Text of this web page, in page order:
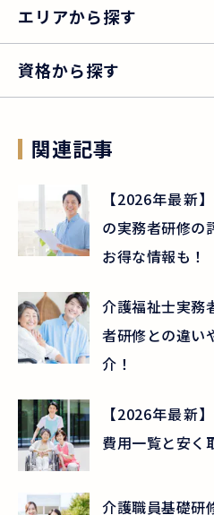
エリアから探す
資格から探す
関連記事
【2026年最新
の実務者研修の
お得な情報も！
介護福祉士実務
者研修との違い
介！
【2026年最新
費用一覧と安く
介護職員基礎研